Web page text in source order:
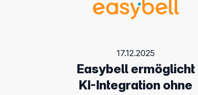
17.12.2025
Easybell ermöglicht
KI-Integration ohne